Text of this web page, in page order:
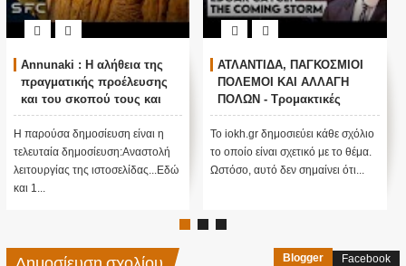
Annunaki : Η αλήθεια της
πραγματικής προέλευσης
και του σκοπού τους και
αναστολή λειτουργίας μας
....
Η παρούσα δημοσίευση είναι η
τελευταία δημοσίευση:Αναστολή
λειτουργίας της ιστοσελίδας...Εδώ
και 1...
ΑΤΛΑΝΤΙΔΑ, ΠΑΓΚΟΣΜΙΟΙ
ΠΟΛΕΜΟΙ ΚΑΙ ΑΛΛΑΓΗ
ΠΟΛΩΝ - Τρομακτικές
προβλέψεις του Edgar
Cayce (Video)
Το iokh.gr δημοσιεύει κάθε σχόλιο
το οποίο είναι σχετικό με το θέμα.
Ωστόσο, αυτό δεν σημαίνει ότι...
Blogger Facebook